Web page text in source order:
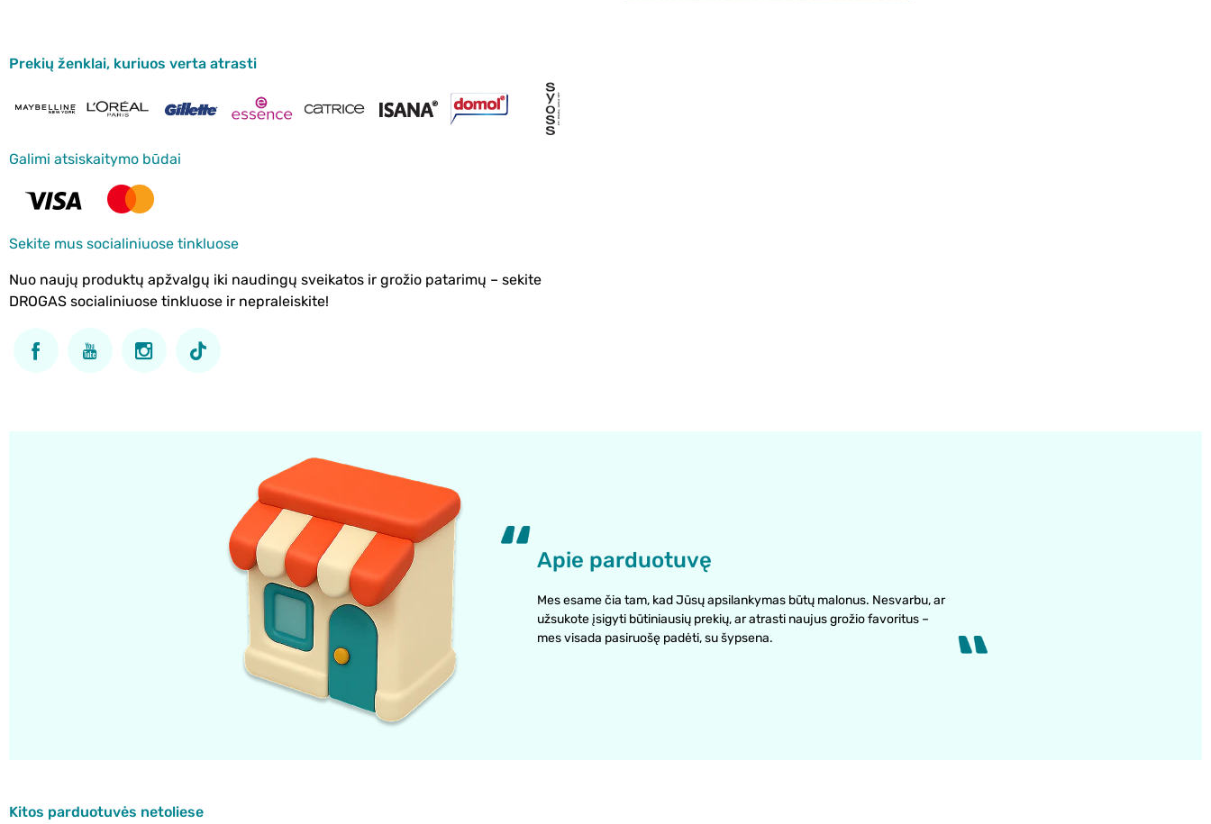
Prekių ženklai, kuriuos verta atrasti
Galimi atsiskaitymo būdai
Sekite mus socialiniuose tinkluose
Nuo naujų produktų apžvalgų iki naudingų sveikatos ir grožio patarimų – sekite
DROGAS socialiniuose tinkluose ir nepraleiskite!
Apie parduotuvę
Mes esame čia tam, kad Jūsų apsilankymas būtų malonus. Nesvarbu, ar
užsukote įsigyti būtiniausių prekių, ar atrasti naujus grožio favoritus –
mes visada pasiruošę padėti, su šypsena.
Kitos parduotuvės netoliese